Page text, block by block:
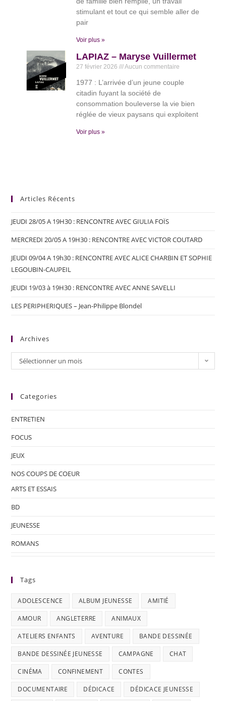
stimulant et tout ce qui semble aller de
pair
Voir plus »
LAPIAZ – Maryse Vuillermet
27 février 2026 Aucun commentaire
1977 : L’arrivée d’un jeune couple
citadin fuyant la société de
consommation bouleverse la vie bien
réglée de vieux paysans qui exploitent
Voir plus »
Articles Récents
JEUDI 28/05 A 19H30 : RENCONTRE AVEC GIULIA FOÏS
MERCREDI 20/05 A 19H30 : RENCONTRE AVEC VICTOR COUTARD
JEUDI 09/04 A 19h30 : RENCONTRE AVEC ALICE CHARBIN ET SOPHIE
LEGOUBIN-CAUPEIL
JEUDI 19/03 à 19H30 : RENCONTRE AVEC ANNE SAVELLI
LES PERIPHERIQUES – Jean-Philippe Blondel
Archives
Sélectionner un mois
Categories
ENTRETIEN
FOCUS
JEUX
NOS COUPS DE COEUR
ARTS ET ESSAIS
BD
JEUNESSE
ROMANS
Tags
ADOLESCENCE ALBUM JEUNESSE AMITIÉ
AMOUR ANGLETERRE ANIMAUX
ATELIERS ENFANTS AVENTURE BANDE DESSINÉE
BANDE DESSINÉE JEUNESSE CAMPAGNE CHAT
CINÉMA CONFINEMENT CONTES
DOCUMENTAIRE DÉDICACE DÉDICACE JEUNESSE